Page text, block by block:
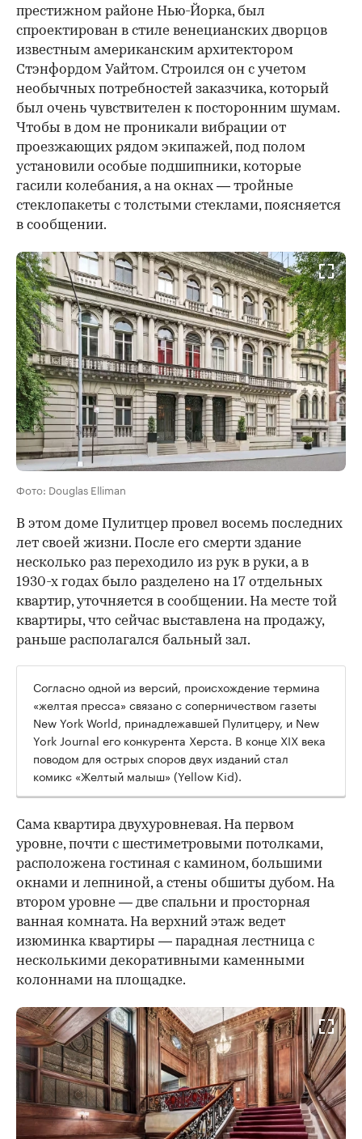
престижном районе Нью-Йорка, был
спроектирован в стиле венецианских дворцов
известным американским архитектором
Стэнфордом Уайтом. Строился он с учетом
необычных потребностей заказчика, который
был очень чувствителен к посторонним шумам.
Чтобы в дом не проникали вибрации от
проезжающих рядом экипажей, под полом
установили особые подшипники, которые
гасили колебания, а на окнах — тройные
стеклопакеты с толстыми стеклами, поясняется
в сообщении.
Фото: Douglas Elliman
В этом доме Пулитцер провел восемь последних
лет своей жизни. После его смерти здание
несколько раз переходило из рук в руки, а в
1930-х годах было разделено на 17 отдельных
квартир, уточняется в сообщении. На месте той
квартиры, что сейчас выставлена на продажу,
раньше располагался бальный зал.
Согласно одной из версий, происхождение термина
«желтая пресса» связано с соперничеством газеты
New York World, принадлежавшей Пулитцеру, и New
York Journal его конкурента Херста. В конце XIX века
поводом для острых споров двух изданий стал
комикс «Желтый малыш» (Yellow Kid).
Сама квартира двухуровневая. На первом
уровне, почти с шестиметровыми потолками,
расположена гостиная с камином, большими
окнами и лепниной, а стены обшиты дубом. На
втором уровне — две спальни и просторная
ванная комната. На верхний этаж ведет
изюминка квартиры — парадная лестница с
несколькими декоративными каменными
колоннами на площадке.